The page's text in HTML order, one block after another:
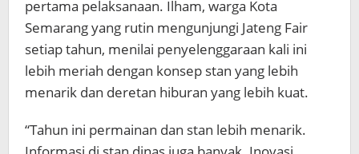
pertama pelaksanaan. Ilham, warga Kota
Semarang yang rutin mengunjungi Jateng Fair
setiap tahun, menilai penyelenggaraan kali ini
lebih meriah dengan konsep stan yang lebih
menarik dan deretan hiburan yang lebih kuat.
“Tahun ini permainan dan stan lebih menarik.